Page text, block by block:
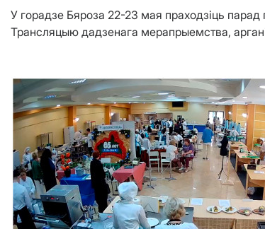
У горадзе Бяроза 22-23 мая праходзіць парад
Трансляцыю дадзенага мерапрыемства,